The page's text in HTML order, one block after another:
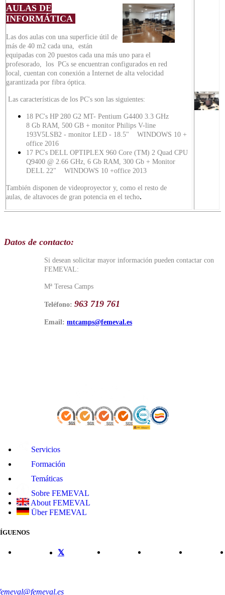
AULAS DE
INFORMÁTICA
Las dos aulas con una superficie útil de
más de 40 m2 cada una, están
equipadas con 20 puestos cada una más uno para el
profesorado, los PCs se encuentran configurados en red
local, cuentan con conexión a Internet de alta velocidad
garantizada por fibra óptica.
Las características de los PC's son las siguientes:
18 PC's HP 280 G2 MT- Pentium G4400 3.3 GHz
8 Gb RAM, 500 GB + monitor Philips V-line
193V5LSB2 - monitor LED - 18.5" WINDOWS 10 +
office 2016
17 PC's DELL OPTIPLEX 960 Core (TM) 2 Quad CPU
Q9400 @ 2.66 GHz, 6 Gb RAM, 300 Gb + Monitor
DELL 22" WINDOWS 10 +office 2013
También disponen de videoproyector y, como el resto de
aulas, de altavoces de gran potencia en el techo.
Datos de contacto:
Si desean solicitar mayor información pueden contactar con
FEMEVAL:
Mª Teresa Camps
Teléfono: 963 719 761
Email: mtcamps@femeval.es
Servicios
Formación
Temáticas
Sobre FEMEVAL
About FEMEVAL
Über FEMEVAL